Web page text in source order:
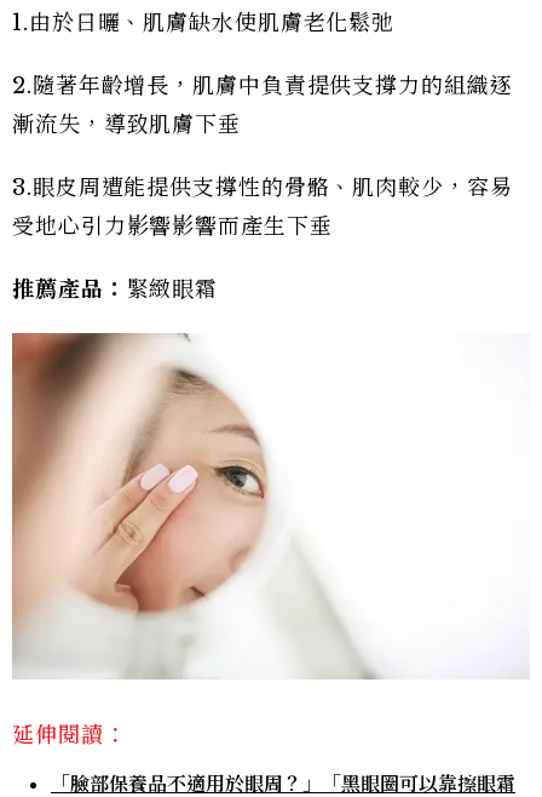
1.由於日曬、肌膚缺水使肌膚老化鬆弛
2.隨著年齡增長，肌膚中負責提供支撐力的組織逐
漸流失，導致肌膚下垂
3.眼皮周遭能提供支撐性的骨骼、肌肉較少，容易
受地心引力影響影響而產生下垂
推薦產品： 緊緻眼霜
延伸閱讀：
「臉部保養品不適用於眼周？」「黑眼圈可以靠擦眼霜